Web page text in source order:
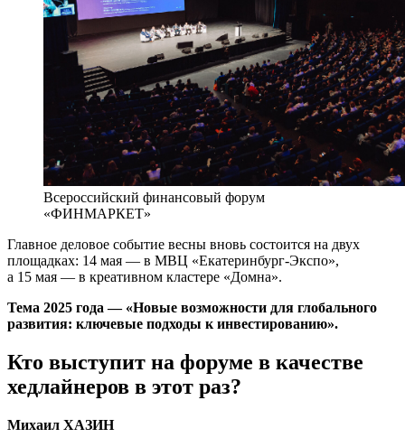
Всероссийский финансовый форум
«ФИНМАРКЕТ»
Главное деловое событие весны вновь состоится на двух
площадках: 14 мая — в МВЦ «Екатеринбург-Экспо»,
а 15 мая — в креативном кластере «Домна».
Тема 2025 года — «Новые возможности для глобального
развития: ключевые подходы к инвестированию».
Кто выступит на форуме в качестве
хедлайнеров в этот раз?
Михаил ХАЗИН